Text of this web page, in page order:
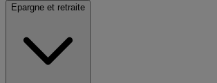
Epargne et retraite